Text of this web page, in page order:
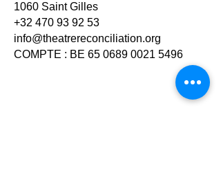
1060 Saint Gilles
+32 470 93 92 53
info@theatrereconciliation.org
COMPTE : BE 65 0689 0021 5496